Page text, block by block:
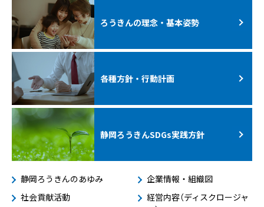
ろうきんの理念・基本姿勢
各種方針・行動計画
静岡ろうきんSDGs実践方針
静岡ろうきんのあゆみ
企業情報・組織図
社会貢献活動
経営内容（ディスクロージャ